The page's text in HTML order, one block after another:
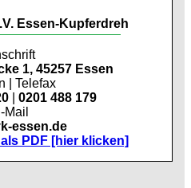
Essen-Kupferdreh
1, 45257 Essen
| Telefax
0201 488 179
Mail
essen.de
PDF [hier klicken]